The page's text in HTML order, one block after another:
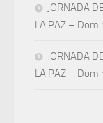
JORNADA
LA PAZ –
JORNADA
LA PAZ –